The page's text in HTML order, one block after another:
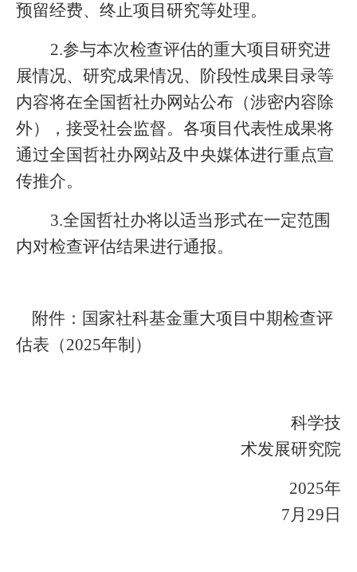
预留经费、终止项目研究等处理。
2.参与本次检查评估的重大项目研究进
展情况、研究成果情况、阶段性成果目录等
内容将在全国哲社办网站公布（涉密内容除
外），接受社会监督。各项目代表性成果将
通过全国哲社办网站及中央媒体进行重点宣
传推介。
3.全国哲社办将以适当形式在一定范围
内对检查评估结果进行通报。
附件：国家社科基金重大项目中期检查评
估表（2025年制）
科学技
术发展研究院
2025年
7月 29 日